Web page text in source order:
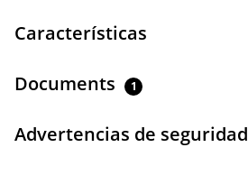
Características
Documents 1
Advertencias de seguridad